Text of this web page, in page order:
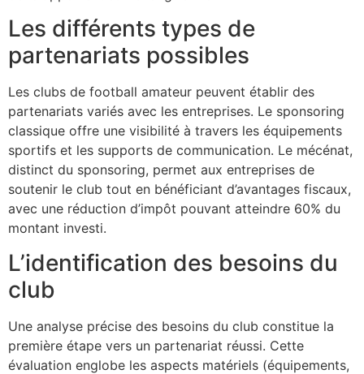
Les différents types de
partenariats possibles
Les clubs de football amateur peuvent établir des
partenariats variés avec les entreprises. Le sponsoring
classique offre une visibilité à travers les équipements
sportifs et les supports de communication. Le mécénat,
distinct du sponsoring, permet aux entreprises de
soutenir le club tout en bénéficiant d’avantages fiscaux,
avec une réduction d’impôt pouvant atteindre 60% du
montant investi.
L’identification des besoins du
club
Une analyse précise des besoins du club constitue la
première étape vers un partenariat réussi. Cette
évaluation englobe les aspects matériels (équipements,